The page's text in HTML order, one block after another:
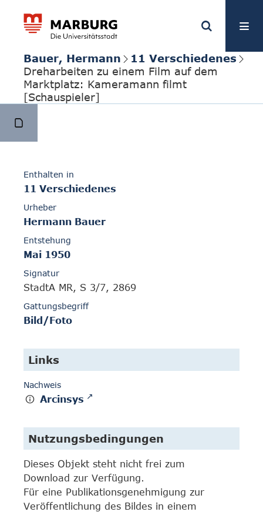
Bauer, Hermann
11 Verschiedenes
Dreharbeiten zu einem Film auf dem
Marktplatz: Kameramann filmt
[Schauspieler]
Enthalten in
11 Verschiedenes
Urheber
Hermann Bauer
Entstehung
Mai 1950
Signatur
StadtA MR, S 3/7, 2869
Gattungsbegriff
Bild/Foto
Links
Nachweis
Arcinsys
Nutzungsbedingungen
Dieses Objekt steht nicht frei zum
Download zur Verfügung.
Für eine Publikationsgenehmigung zur
Veröffentlichung des Bildes in einem